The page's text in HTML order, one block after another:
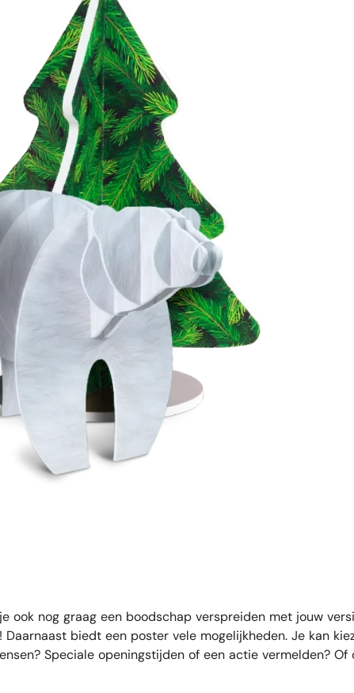
nog graag een boodschap verspreiden met jouw
biedt een poster vele mogelijkheden. Je kan
Speciale openingstijden of een actie vermelden?